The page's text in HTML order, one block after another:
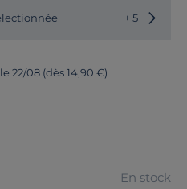
+ 5
22/08 (dès 14,90 €)
En stock